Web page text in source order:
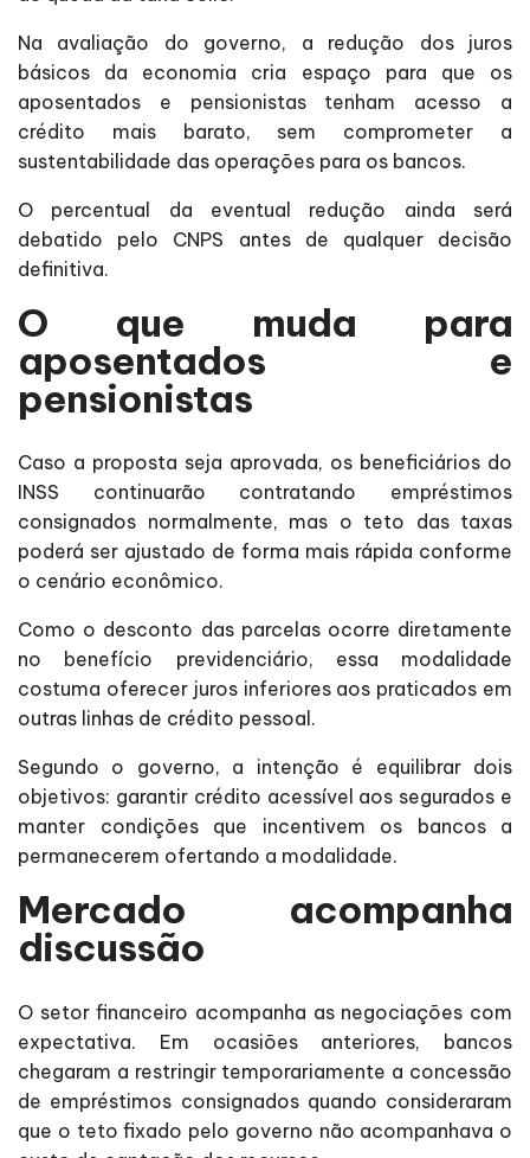
Na avaliação do governo, a redução dos juros
básicos da economia cria espaço para que os
aposentados e pensionistas tenham acesso a
crédito mais barato, sem comprometer a
sustentabilidade das operações para os bancos.
O percentual da eventual redução ainda será
debatido pelo CNPS antes de qualquer decisão
definitiva.
O que muda para
aposentados e
pensionistas
Caso a proposta seja aprovada, os beneficiários do
INSS continuarão contratando empréstimos
consignados normalmente, mas o teto das taxas
poderá ser ajustado de forma mais rápida conforme
o cenário econômico.
Como o desconto das parcelas ocorre diretamente
no benefício previdenciário, essa modalidade
costuma oferecer juros inferiores aos praticados em
outras linhas de crédito pessoal.
Segundo o governo, a intenção é equilibrar dois
objetivos: garantir crédito acessível aos segurados e
manter condições que incentivem os bancos a
permanecerem ofertando a modalidade.
Mercado acompanha
discussão
O setor financeiro acompanha as negociações com
expectativa. Em ocasiões anteriores, bancos
chegaram a restringir temporariamente a concessão
de empréstimos consignados quando consideraram
que o teto fixado pelo governo não acompanhava o